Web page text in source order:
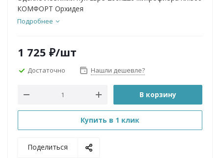
КОМФОРТ Орхидея
Подробнее
1 725 ₽/шт
Достаточно Нашли дешевле?
В корзину
Купить в 1 клик
Поделиться